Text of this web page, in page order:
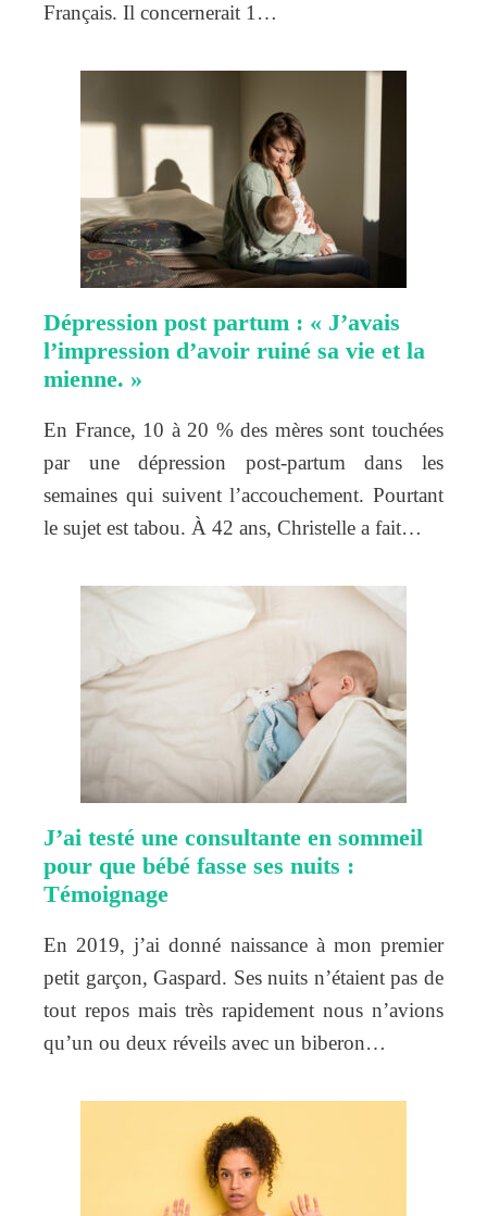
Français. Il concernerait 1…
Dépression post partum : « J’avais
l’impression d’avoir ruiné sa vie et la
mienne. »
En France, 10 à 20 % des mères sont touchées
par une dépression post-partum dans les
semaines qui suivent l’accouchement. Pourtant
le sujet est tabou. À 42 ans, Christelle a fait…
J’ai testé une consultante en sommeil
pour que bébé fasse ses nuits :
Témoignage
En 2019, j’ai donné naissance à mon premier
petit garçon, Gaspard. Ses nuits n’étaient pas de
tout repos mais très rapidement nous n’avions
qu’un ou deux réveils avec un biberon…